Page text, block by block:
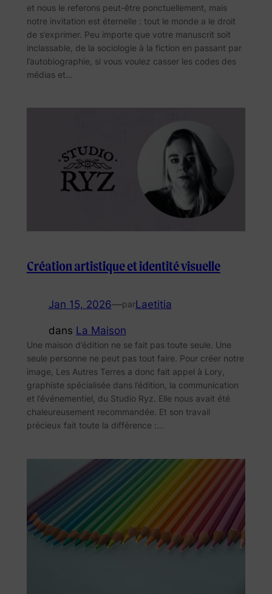
et nous le referons peut-être ponctuellement, mais
notre invitation est éternelle : tout le monde a le droit
de s’exprimer. Peu importe que votre manuscrit soit
inclassable, de la sociologie à la fiction en passant par
l’autobiographie, si vous voulez casser les codes des
médias et…
Création artistique et identité visuelle
Jan 15, 2026—parLaetitia
dans La Maison
Une maison d’édition ne se fait pas toute seule. Une
seule personne ne peut pas tout faire. Pour créer notre
image, Les Autres Terres a donc fait appel à Lory,
graphiste spécialisée dans l’édition, la communication
et l’événementiel, du Studio Ryz. Elle nous avait été
chaleureusement recommandée. Et son travail
précieux fait toute la différence :…